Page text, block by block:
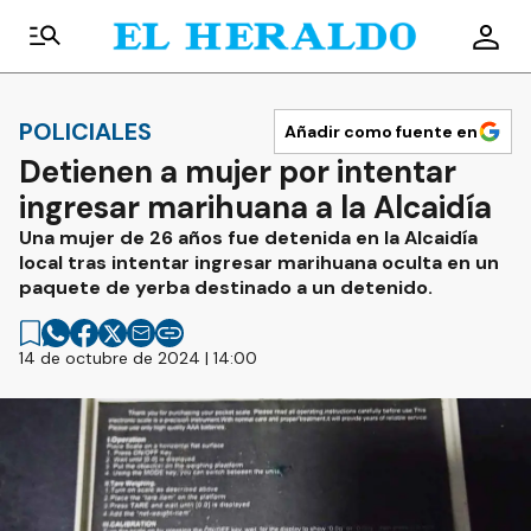
POLICIALES Añadir como fuente en
Detienen a mujer por intentar
ingresar marihuana a la Alcaidía
Una mujer de 26 años fue detenida en la Alcaidía
local tras intentar ingresar marihuana oculta en un
paquete de yerba destinado a un detenido.
14 de octubre de 2024 | 14:00